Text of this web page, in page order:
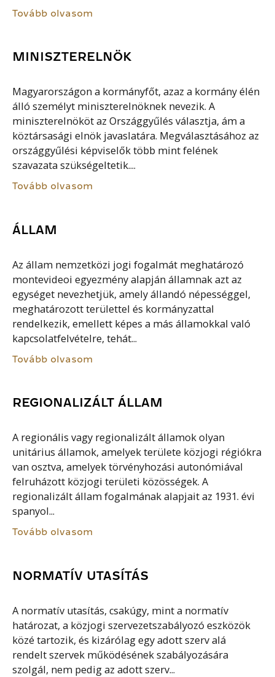
Tovább olvasom
MINISZTERELNÖK
Magyarországon a kormányfőt, azaz a kormány élén
álló személyt miniszterelnöknek nevezik. A
miniszterelnököt az Országgyűlés választja, ám a
köztársasági elnök javaslatára. Megválasztásához az
országgyűlési képviselők több mint felének
szavazata szükségeltetik....
Tovább olvasom
ÁLLAM
Az állam nemzetközi jogi fogalmát meghatározó
montevideoi egyezmény alapján államnak azt az
egységet nevezhetjük, amely állandó népességgel,
meghatározott területtel és kormányzattal
rendelkezik, emellett képes a más államokkal való
kapcsolatfelvételre, tehát...
Tovább olvasom
REGIONALIZÁLT ÁLLAM
A regionális vagy regionalizált államok olyan
unitárius államok, amelyek területe közjogi régiókra
van osztva, amelyek törvényhozási autonómiával
felruházott közjogi területi közösségek. A
regionalizált állam fogalmának alapjait az 1931. évi
spanyol...
Tovább olvasom
NORMATÍV UTASÍTÁS
A normatív utasítás, csakúgy, mint a normatív
határozat, a közjogi szervezetszabályozó eszközök
közé tartozik, és kizárólag egy adott szerv alá
rendelt szervek működésének szabályozására
szolgál, nem pedig az adott szerv...